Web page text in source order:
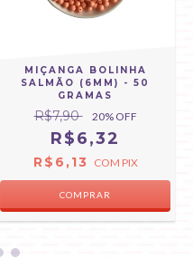
MIÇANGA BOLINHA
SALMÃO (6MM) - 50
GRAMAS
R$7,90 20% OFF
R$6,32
R$6,13 COM PIX